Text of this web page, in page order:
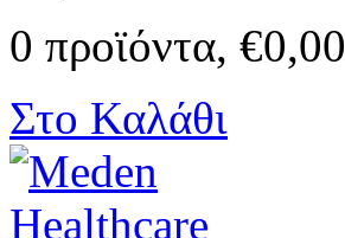
0 προϊόντα, €0,00
Στο Καλάθι